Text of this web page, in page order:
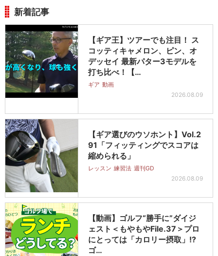
新着記事
【ギア王】ツアーでも注目！ ス
コッティキャメロン、ピン、オ
デッセイ 最新パター3モデルを
打ち比べ！【…
ギア 動画
2026.08.09
【ギア選びのウソホント】Vol.2
91「フィッティングでスコアは
縮められる」
レッスン 練習法 週刊GD
2026.08.09
【動画】ゴルフ“勝手に”ダイジ
ェスト＜もやもやFile.37＞プロ
にとっては「カロリー摂取」!?
ゴ…